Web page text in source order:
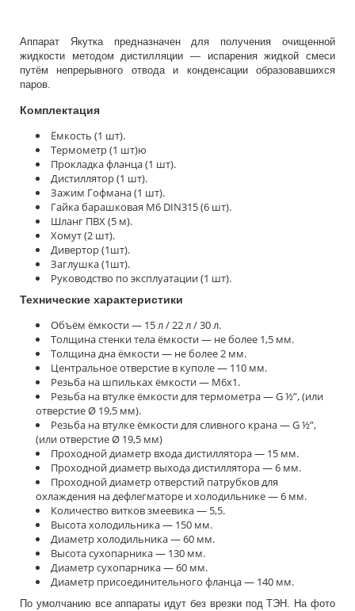
Аппарат Якутка предназначен для получения очищенной
жидкости методом дистилляции — испарения жидкой смеси
путём непрерывного отвода и конденсации образовавшихся
паров.
Комплектация
Ёмкость (1 шт).
Термометр (1 шт)ю
Прокладка фланца (1 шт).
Дистиллятор (1 шт).
Зажим Гофмана (1 шт).
Гайка барашковая М6 DIN315 (6 шт).
Шланг ПВХ (5 м).
Хомут (2 шт).
Дивертор (1шт).
Заглушка (1шт).
Руководство по эксплуатации (1 шт).
Технические характеристики
Объём ёмкости — 15 л / 22 л / 30 л.
Толщина стенки тела ёмкости — не более 1,5 мм.
Толщина дна ёмкости — не более 2 мм.
Центральное отверстие в куполе — 110 мм.
Резьба на шпильках ёмкости — М6х1.
Резьба на втулке ёмкости для термометра — G ½”, (или
отверстие Ø 19,5 мм).
Резьба на втулке ёмкости для сливного крана — G ½”,
(или отверстие Ø 19,5 мм)
Проходной диаметр входа дистиллятора — 15 мм.
Проходной диаметр выхода дистиллятора — 6 мм.
Проходной диаметр отверстий патрубков для
охлаждения на дефлегматоре и холодильнике — 6 мм.
Количество витков змеевика — 5,5.
Высота холодильника — 150 мм.
Диаметр холодильника — 60 мм.
Высота сухопарника — 130 мм.
Диаметр сухопарника — 60 мм.
Диаметр присоединительного фланца — 140 мм.
По умолчанию все аппараты идут без врезки под ТЭН. На фото